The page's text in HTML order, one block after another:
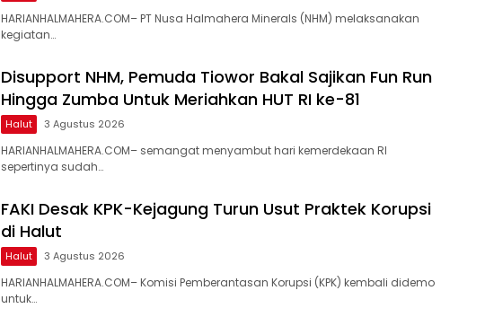
HARIANHALMAHERA.COM– PT Nusa Halmahera Minerals (NHM) melaksanakan
kegiatan…
Disupport NHM, Pemuda Tiowor Bakal Sajikan Fun Run
Hingga Zumba Untuk Meriahkan HUT RI ke-81
Halut 3 Agustus 2026
HARIANHALMAHERA.COM– semangat menyambut hari kemerdekaan RI
sepertinya sudah…
FAKI Desak KPK-Kejagung Turun Usut Praktek Korupsi
di Halut
Halut 3 Agustus 2026
HARIANHALMAHERA.COM– Komisi Pemberantasan Korupsi (KPK) kembali didemo
untuk…